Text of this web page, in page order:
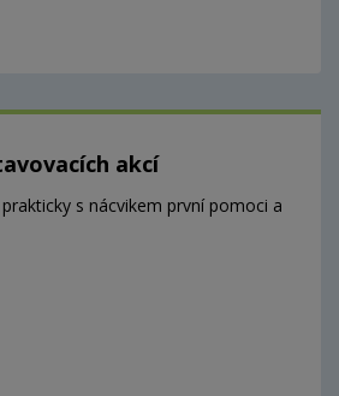
akcí
s nácvikem první pomoci a